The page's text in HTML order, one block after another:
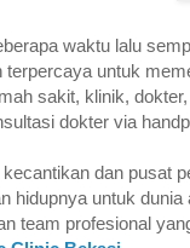
waktu lalu
untuk
sakit, klinik,
dokter via
dan pusat
hidupnya untuk
team profesional